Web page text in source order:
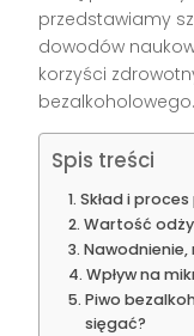
przedstawiamy
dowodów
korzyści
bezalkoholowego.
Spis treści
Skład i
Wartość
Wpływ na
Piwo
sięgać?